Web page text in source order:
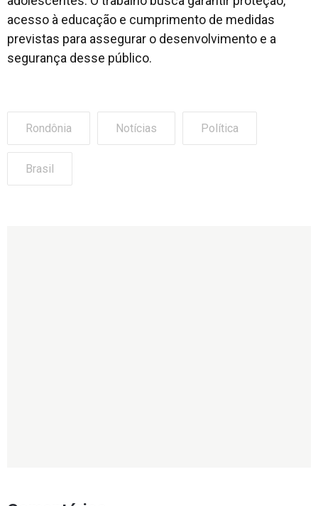
acesso à educação e cumprimento de medidas
previstas para assegurar o desenvolvimento e a
segurança desse público.
Rondônia Notícias Política
Brasil